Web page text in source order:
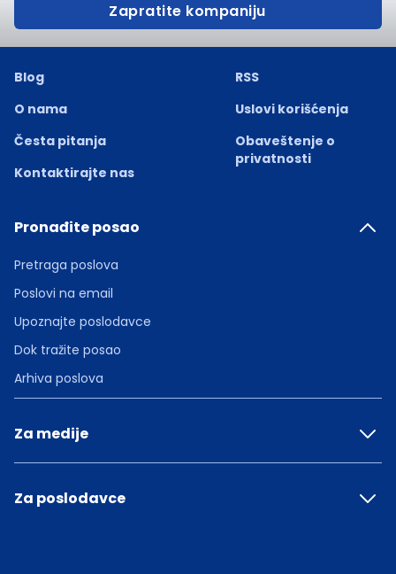
Zapratite kompaniju
Blog
O nama
Česta pitanja
Kontaktirajte nas
RSS
Uslovi korišćenja
Obaveštenje o
privatnosti
Pronađite posao
Pretraga poslova
Poslovi na email
Upoznajte poslodavce
Dok tražite posao
Arhiva poslova
Za medije
Za poslodavce